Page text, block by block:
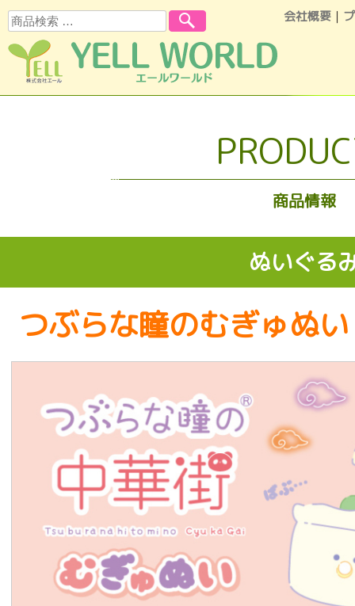
会社概要 ｜
検索
商品情報
ぬいぐる
つぶらな瞳のむぎゅぬい